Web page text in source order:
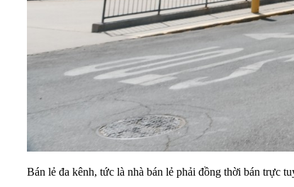
Bán lẻ đa kênh, tức là nhà bán lẻ phải đồng thời bán trực